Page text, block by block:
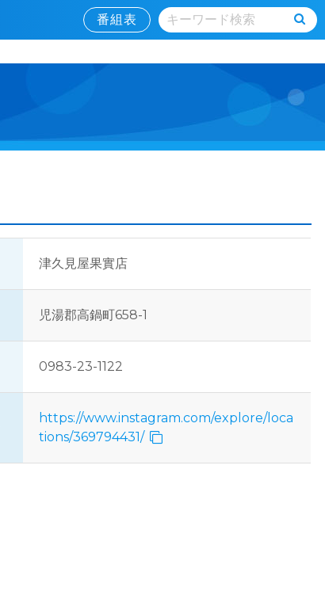
番組表
津久見屋果實店
児湯郡高鍋町658-1
0983-23-1122
https://www.instagram.com/explore/loca
tions/369794431/